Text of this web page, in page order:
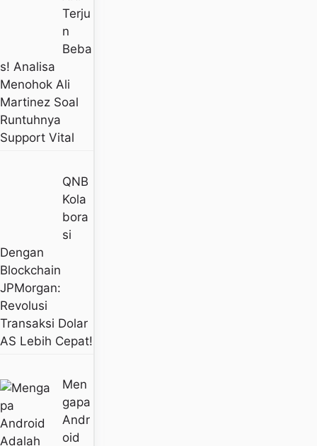
Terju
N
Beba
S! Analisa
Menohok Ali
Martinez Soal
Runtuhnya
Support Vital
QNB
Kola
Bora
Si
Dengan
Blockchain
JPMorgan:
Revolusi
Transaksi Dolar
AS Lebih Cepat!
Men
Gapa
Andr
Oid